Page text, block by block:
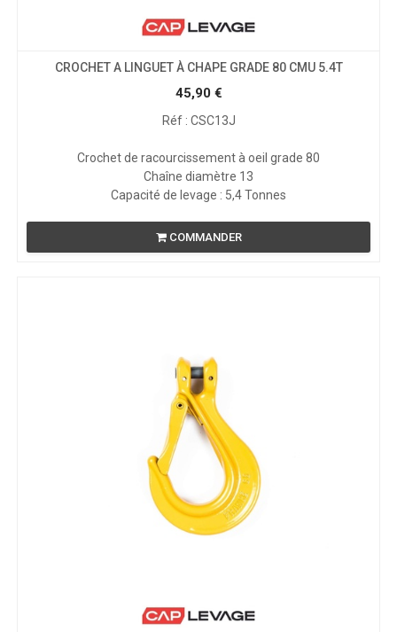
CROCHET A LINGUET À CHAPE GRADE 80 CMU 5.4T
45,90€
Réf : CSC13J
Crochet de racourcissement à oeil grade 80
Chaîne diamètre 13
Capacité de levage : 5,4 Tonnes
COMMANDER